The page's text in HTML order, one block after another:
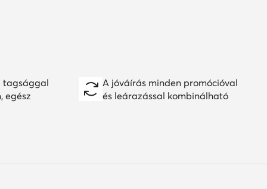
tagsággal
egész
A jóváírás minden promócióval
és leárazással kombinálható